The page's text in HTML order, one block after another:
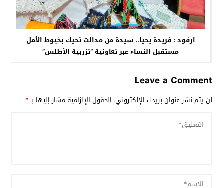
ارفود : فريدة يحيا.. سيدة من مدالت تحيك بخيوط الأمل
مستقبل النساء عبر تعاونية “تزربية الأطلس”
Leave a Comment
لن يتم نشر عنوان بريدك الإلكتروني. الحقول الإلزامية مشار إليها بـ*